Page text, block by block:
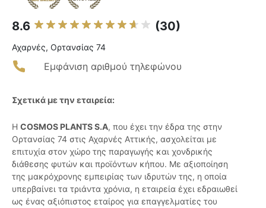
8.6 (30)
Αχαρνές, Ορτανσίας 74
Εμφάνιση αριθμού τηλεφώνου
Σχετικά με την εταιρεία:
Η COSMOS PLANTS S.A, που έχει την έδρα της στην
Ορτανσίας 74 στις Αχαρνές Αττικής, ασχολείται με
επιτυχία στον χώρο της παραγωγής και χονδρικής
διάθεσης φυτών και προϊόντων κήπου. Με αξιοποίηση
της μακρόχρονης εμπειρίας των ιδρυτών της, η οποία
υπερβαίνει τα τριάντα χρόνια, η εταιρεία έχει εδραιωθεί
ως ένας αξιόπιστος εταίρος για επαγγελματίες του